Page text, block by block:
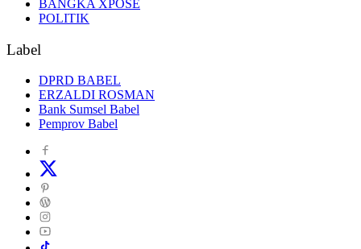
BANGKA XPOSE
POLITIK
Label
DPRD BABEL
ERZALDI ROSMAN
Bank Sumsel Babel
Pemprov Babel